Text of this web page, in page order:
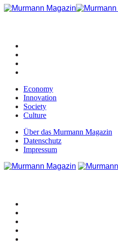
Economy
Innovation
Society
Culture
Über das Murmann Magazin
Datenschutz
Impressum